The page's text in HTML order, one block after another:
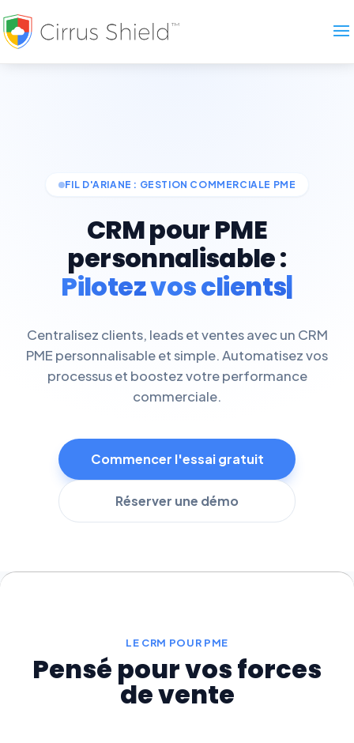
FIL D'ARIANE : GESTION COMMERCIALE PME
CRM pour PME
personnalisable :
Pilotezvos client
Centralisez clients, leads et ventes avec un CRM
PME personnalisable et simple. Automatisez vos
processus et boostez votre performance
commerciale.
Commencer l'essai gratuit
Réserver une démo
LE CRM POUR PME
Pensé pour vos forces
de vente